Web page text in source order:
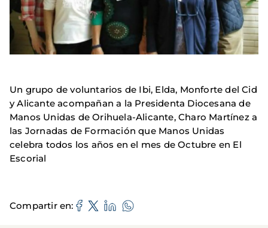
Un grupo de voluntarios de Ibi, Elda, Monforte del Cid
y Alicante acompañan a la Presidenta Diocesana de
Manos Unidas de Orihuela-Alicante, Charo Martínez a
las Jornadas de Formación que Manos Unidas
celebra todos los años en el mes de Octubre en El
Escorial
Compartir en